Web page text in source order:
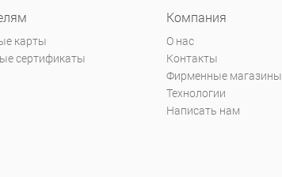
карты
сертификаты
Компания
О нас
Контакты
Фирменные магазины
Технологии
Написать нам